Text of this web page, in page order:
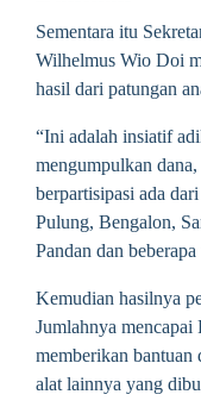
Sementara itu
Wilhelmus Wio Doi
hasil dari patungan
“Ini adalah insiatif
mengumpulkan
berpartisipasi ada
Pulung, Bengalon,
Pandan dan
Kemudian hasilnya
Jumlahnya mencapai
memberikan bantuan
alat lainnya yang